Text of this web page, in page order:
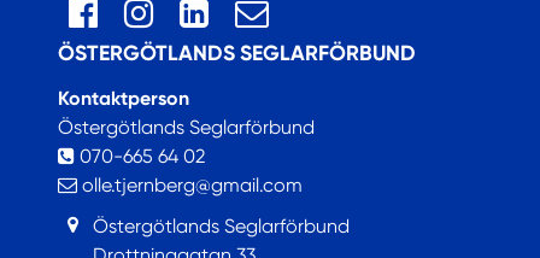
ÖSTERGÖTLANDS SEGLARFÖRBUND
Kontaktperson
Östergötlands Seglarförbund
070-665 64 02
olle.tjernberg@gmail.com
Östergötlands Seglarförbund